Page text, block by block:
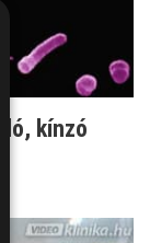
kínzó